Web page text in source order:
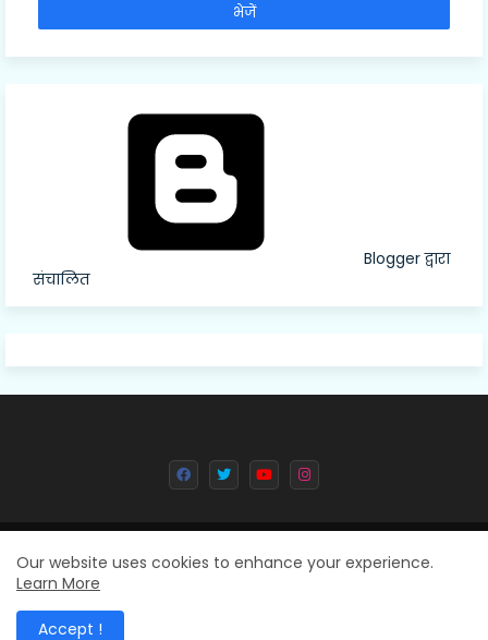
Blogger द्वारा
संचालित
All Right Reserved Copyright © 2024 Deval Dainik || Created By
Our website uses cookies to enhance your experience.
Learn More
Accept !